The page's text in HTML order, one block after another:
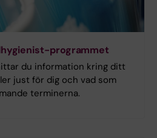
programmet
du information kring ditt
just för dig och vad som
terminerna.